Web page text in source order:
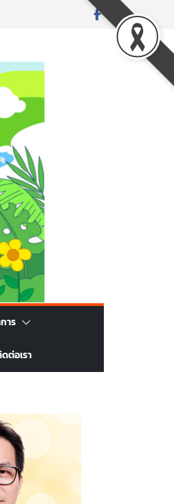
าร
ต่อเรา